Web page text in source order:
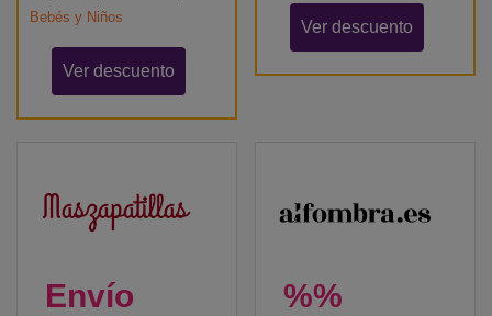
Bebés y Niños
Ver descuento
Ver descuento
Envío
%%